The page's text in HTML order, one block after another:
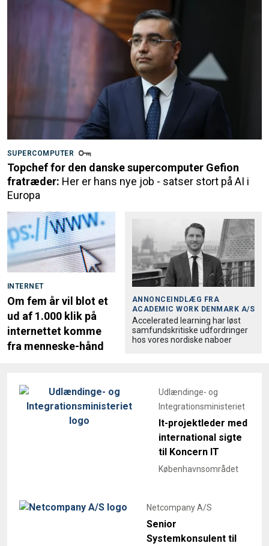
SUPERCOMPUTER
Topchef for den danske supercomputer Gefion
fratræder: Her er hans nye job - satser stort på AI i
Europa
INTERNET
Om fem år vil blot et
ud af 1.000 klik på
internettet komme
fra menneske-hånd
ANNONCEINDLÆG FRA
ACADEMIC WORK DENMARK A/S
Accele­rated learning har løst
samfund­skri­tiske udfordringer
hos vores nordiske naboer
Udlændinge- og
Integrationsministeriet
It-projektleder med
international sigte
til Koncern IT
Københavnsområdet
Netcompany A/S
Senior
Systemkonsulent til